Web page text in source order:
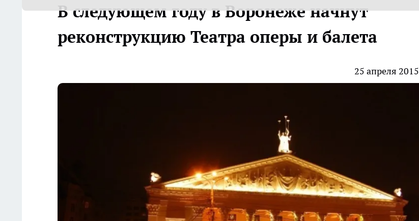
В следующем году в Воронеже начнут
реконструкцию Театра оперы и балета
25 апреля 2015